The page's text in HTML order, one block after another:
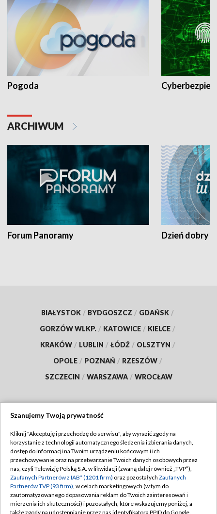
Pogoda
ARCHIWUM
Forum Panoramy Dzień dobry
BIAŁYSTOK / BYDGOSZCZ / GDAŃSK /
GORZÓW WLKP. / KATOWICE / KIELCE /
KRAKÓW / LUBLIN / ŁÓDŹ / OLSZTYN /
OPOLE / POZNAŃ / RZESZÓW /
SZCZECIN / WARSZAWA / WROCŁAW
TVP
Abonament TVP
Emisja w TVP
Centrum informacji TVP
Naziemna Telewizja Cyfrowa
Regulamin TVP
Polityka prywatności
Moje zgody
Pomoc
Szanujemy Twoją prywatność
Kliknij "Akceptuję i przechodzę do serwisu", aby wyrazić zgody na
korzystanie z technologii automatycznego śledzenia i zbierania danych,
dostęp do informacji na Twoim urządzeniu końcowym i ich
przechowywanie oraz na przetwarzanie Twoich danych osobowych przez
nas, czyli Telewizję Polską S.A. w likwidacji (zwaną dalej również „TVP”),
Zaufanych Partnerów z IAB* (1201 firm) oraz pozostałych Zaufanych
Partnerów TVP (93 firm), w celach marketingowych (w tym do
zautomatyzowanego dopasowania reklam do Twoich zainteresowań i
mierzenia ich skuteczności) i pozostałych, które wskazujemy poniżej, a
także zgody na udostępnianie przez nas identyfikatora PPID do Google.